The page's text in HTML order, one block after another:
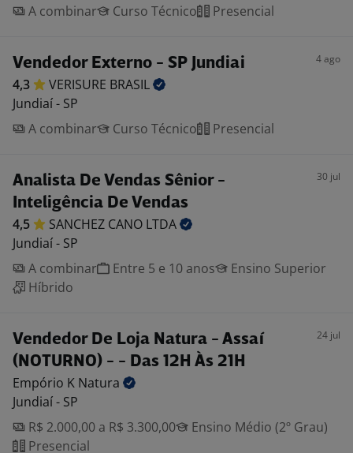
A combinar
Curso Técnico Presencial
Vendedor Externo - SP Jundiai 4 ago
4,3 VERISURE BRASIL
Jundiaí - SP
A combinar
Curso Técnico Presencial
Analista De Vendas Sênior -
Inteligência De Vendas
30 jul
4,5 SANCHEZ CANO LTDA
Jundiaí - SP
A combinar
Entre 5 e 10 anos
Ensino Superior
Híbrido
Vendedor De Loja Natura - Assaí
(NOTURNO) - - Das 12H Às 21H
24 jul
Empório K Natura
Jundiaí - SP
R$ 2.000,00 a R$ 3.300,00
Ensino Médio (2º Grau)
Presencial